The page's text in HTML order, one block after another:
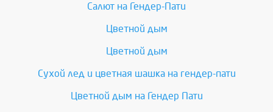
Салют на Гендер-Пати
Цветной дым
Цветной дым
Сухой лед и цветная шашка на гендер-пати
Цветной дым на Гендер Пати